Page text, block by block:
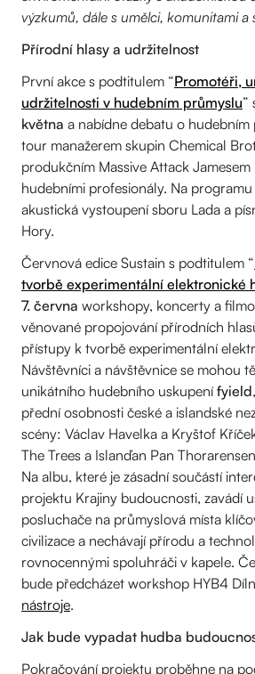
výzkumů, dále s umělci, komunitami
Přírodní hlasy a udržitelnost
První akce s podtitulem “Promotéři,
udržitelnosti v hudebním průmyslu”
května a nabídne debatu o
tour manažerem skupin Chemical
produkčním Massive Attack Jamesem
hudebními profesionály. Na
akustická vystoupení sboru Lada a
Hory.
Červnová edice Sustain s podtitulem “
tvorbě experimentální elektronické
7. června workshopy, koncerty a
věnované propojování přírodních
přístupy k tvorbě experimentální
Návštěvníci a návštěvnice se mohou
unikátního hudebního uskupenífyield
přední osobnosti české a islandské
scény: Václav Havelka a Kryštof
The Trees a Islanďan Pan
Na albu, které je zásadní součástí
projektu Krajiny budoucnosti, zavádí
posluchače na průmyslová místa
civilizace a nechávají přírodu a
rovnocennými spoluhráči v kapele.
bude předcházet workshop HYB4
nástroje.
Jak bude vypadat hudba
Pokračování projektu proběhne na